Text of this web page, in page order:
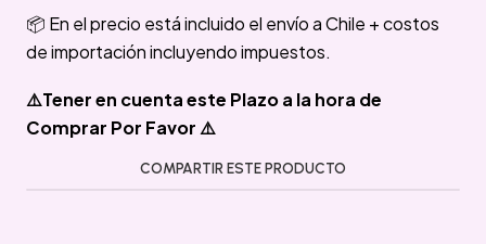
📦 En el precio está incluido el envío a Chile + costos
de importación incluyendo impuestos.
⚠️Tener en cuenta este Plazo a la hora de
Comprar Por Favor ⚠️
COMPARTIR ESTE PRODUCTO